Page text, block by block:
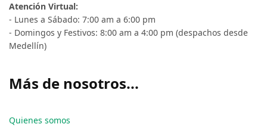
Atención Virtual:
- Lunes a Sábado: 7:00 am a 6:00 pm
- Domingos y Festivos: 8:00 am a 4:00 pm (despachos desde
Medellín)
Más de nosotros...
Quienes somos